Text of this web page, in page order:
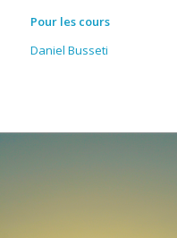
Pour les cours
Daniel Busseti